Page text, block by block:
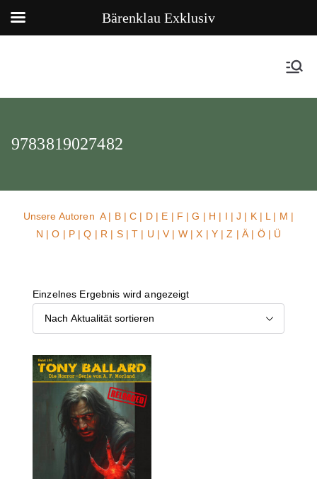
9783819027482
Unsere AutorenA| B|C | D| E | F |G | H | I |J | K| L | M |
N |O | P|Q | R | S|T | U | V | W| X | Y | Z | Ä | Ö | Ü
Einzelnes Ergebnis wird angezeigt
Bärenklau Exklusiv